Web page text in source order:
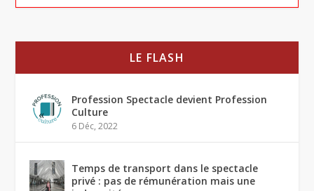
LE FLASH
Profession Spectacle devient Profession
Culture
6 Déc, 2022
Temps de transport dans le spectacle
privé : pas de rémunération mais une